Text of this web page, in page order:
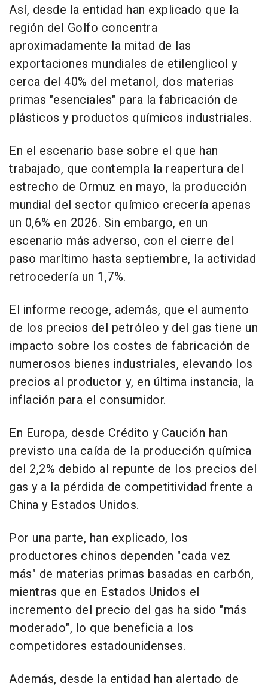
Así, desde la entidad han explicado que la
región del Golfo concentra
aproximadamente la mitad de las
exportaciones mundiales de etilenglicol y
cerca del 40% del metanol, dos materias
primas "esenciales" para la fabricación de
plásticos y productos químicos industriales.
En el escenario base sobre el que han
trabajado, que contempla la reapertura del
estrecho de Ormuz en mayo, la producción
mundial del sector químico crecería apenas
un 0,6% en 2026. Sin embargo, en un
escenario más adverso, con el cierre del
paso marítimo hasta septiembre, la actividad
retrocedería un 1,7%.
El informe recoge, además, que el aumento
de los precios del petróleo y del gas tiene un
impacto sobre los costes de fabricación de
numerosos bienes industriales, elevando los
precios al productor y, en última instancia, la
inflación para el consumidor.
En Europa, desde Crédito y Caución han
previsto una caída de la producción química
del 2,2% debido al repunte de los precios del
gas y a la pérdida de competitividad frente a
China y Estados Unidos.
Por una parte, han explicado, los
productores chinos dependen "cada vez
más" de materias primas basadas en carbón,
mientras que en Estados Unidos el
incremento del precio del gas ha sido "más
moderado", lo que beneficia a los
competidores estadounidenses.
Además, desde la entidad han alertado de